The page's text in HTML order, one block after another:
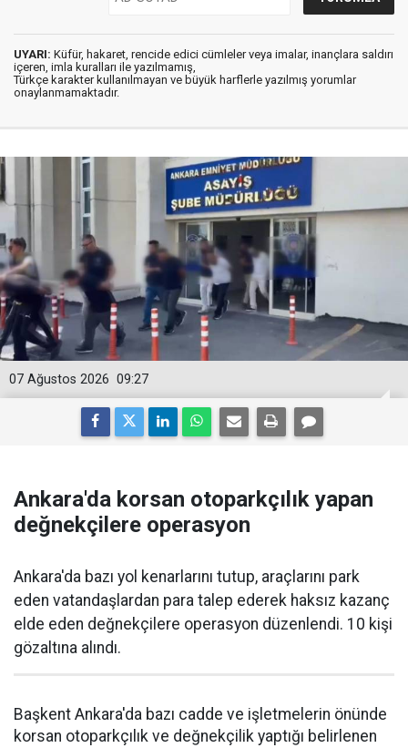
UYARI: Küfür, hakaret, rencide edici cümleler veya imalar, inançlara saldırı
içeren, imla kuralları ile yazılmamış,
Türkçe karakter kullanılmayan ve büyük harflerle yazılmış yorumlar
onaylanmamaktadır.
09:27
07 Ağustos 2026
Ankara'da korsan otoparkçılık yapan
değnekçilere operasyon
Ankara'da bazı yol kenarlarını tutup, araçlarını park
eden vatandaşlardan para talep ederek haksız kazanç
elde eden değnekçilere operasyon düzenlendi. 10 kişi
gözaltına alındı.
Başkent Ankara'da bazı cadde ve işletmelerin önünde
korsan otoparkçılık ve değnekçilik yaptığı belirlenen